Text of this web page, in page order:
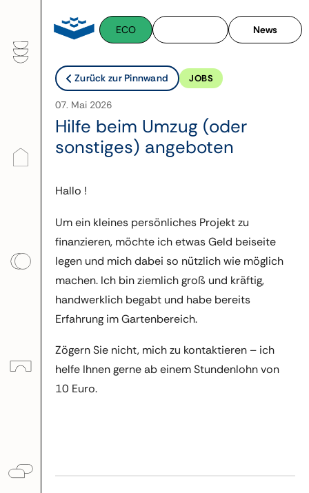
springen
ECO News
Zurück zur Pinnwand JOBS
07. Mai 2026
Hilfe beim Umzug (oder
sonstiges) angeboten
Hallo !
Um ein kleines persönliches Projekt zu
finanzieren, möchte ich etwas Geld beiseite
legen und mich dabei so nützlich wie möglich
machen. Ich bin ziemlich groß und kräftig,
handwerklich begabt und habe bereits
Erfahrung im Gartenbereich.
Zögern Sie nicht, mich zu kontaktieren – ich
helfe Ihnen gerne ab einem Stundenlohn von
10 Euro.